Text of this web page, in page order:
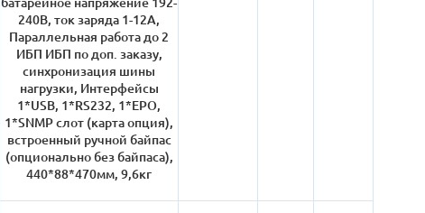
240В, ток заряда 1-12А,
Параллельная работа до 2
ИБП ИБП по доп. заказу,
синхронизация шины
нагрузки, Интерфейсы
1*USB, 1*RS232, 1*EPO,
1*SNMP слот (карта опция),
встроенный ручной байпас
(опционально без байпаса),
440*88*470мм, 9,6кг